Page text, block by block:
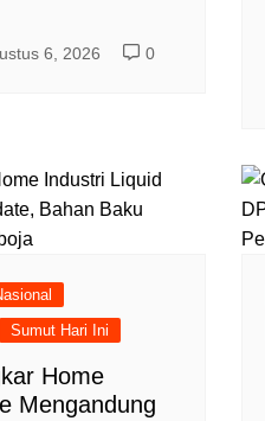
6, 2026 0
Sumut Hari Ini
Home
Mengandung